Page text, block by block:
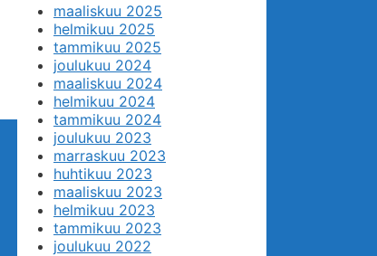
maaliskuu 2025
helmikuu 2025
tammikuu 2025
joulukuu 2024
maaliskuu 2024
helmikuu 2024
tammikuu 2024
joulukuu 2023
marraskuu 2023
huhtikuu 2023
maaliskuu 2023
helmikuu 2023
tammikuu 2023
joulukuu 2022